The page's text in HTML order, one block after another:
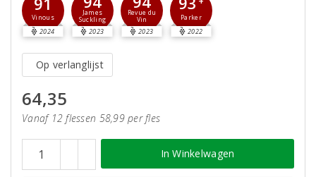
Vinous
2024
James
Suckling
2023
Revue du
Vin
2023
Parker
2022
Op verlanglijst
64,35
Vanaf 12 flessen 58,99 per fles
In Winkelwagen